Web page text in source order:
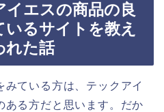
エスの商品の良
るサイトを教え
れた話
ている方は、テックアイ
ある方だと思います。だか